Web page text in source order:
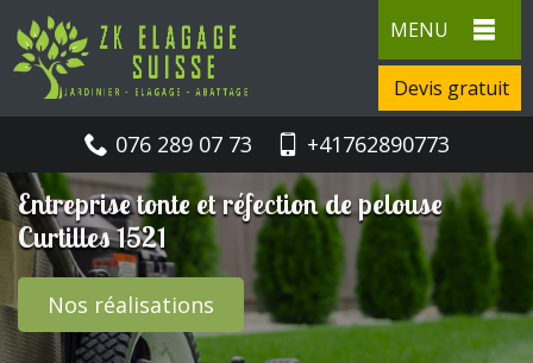
MENU
Devis gratuit
076 289 07 73 +41762890773
Entreprise tonte et réfection de pelouse
Curtilles 1521
Nos réalisations